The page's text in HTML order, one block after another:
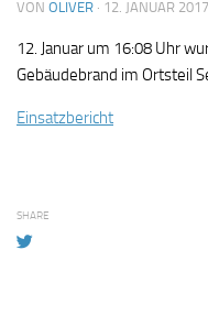
VON OLIVER · 12. JANUAR 2017
12. Januar um 16:08 Uhr
Gebäudebrand im Ortsteil
Einsatzbericht
SHARE